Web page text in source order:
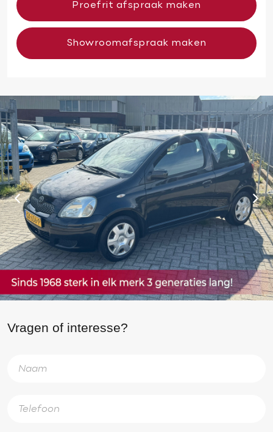
Proefrit afspraak maken
Showroomafspraak maken
Vragen of interesse?